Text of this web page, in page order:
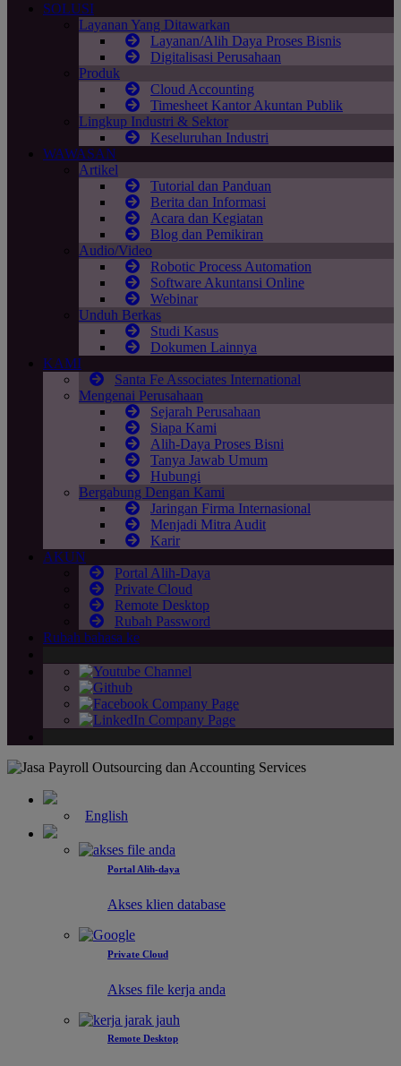
SOLUSI
Layanan Yang Ditawarkan
Layanan/Alih Daya Proses Bisnis
Digitalisasi Perusahaan
Produk
Cloud Accounting
Timesheet Kantor Akuntan Publik
Lingkup Industri & Sektor
Keseluruhan Industri
WAWASAN
Artikel
Tutorial dan Panduan
Berita dan Informasi
Acara dan Kegiatan
Blog dan Pemikiran
Audio/Video
Robotic Process Automation
Software Akuntansi Online
Webinar
Unduh Berkas
Studi Kasus
Dokumen Lainnya
KAMI
Santa Fe Associates International
Mengenai Perusahaan
Sejarah Perusahaan
Siapa Kami
Alih-Daya Proses Bisni
Tanya Jawab Umum
Hubungi
Bergabung Dengan Kami
Jaringan Firma Internasional
Menjadi Mitra Audit
Karir
AKUN
Portal Alih-Daya
Private Cloud
Remote Desktop
Rubah Password
Rubah bahasa ke
English
Portal Alih-daya
Akses klien database
Private Cloud
Akses file kerja anda
Remote Desktop